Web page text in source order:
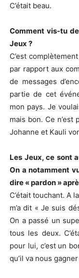
C’était beau.
Comment vis-tu
Jeux ?
C’est
par rapport aux
de messages
partie de cet
mon pays. Je
mais bon. Ce n’est
Johanne et Kauli
Les Jeux, ce sont
On a notamment
dire « pardon »
C’était touchant. A
m’a dit « Je suis
On a passé un
tous les deux.
pour lui, c’est un
qu’il va nous